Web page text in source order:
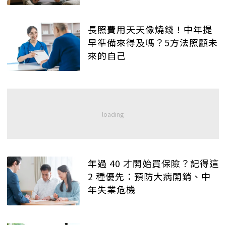
長照費用天天像燒錢！中年提
早準備來得及嗎？5方法照顧未
來的自己
年過 40 才開始買保險？記得這
2 種優先：預防大病開銷、中
年失業危機